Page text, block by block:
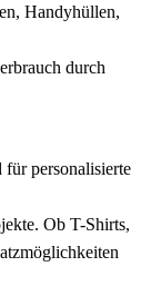
Handyhüllen,
durch
für personalisierte
Ob T-Shirts,